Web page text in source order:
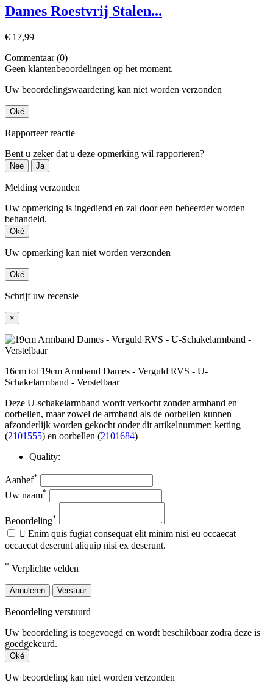
Dames Roestvrij Stalen...
€ 17,99
Commentaar (0)
Geen klantenbeoordelingen op het moment.
Uw beoordelingswaardering kan niet worden verzonden
Oké
Rapporteer reactie
Bent u zeker dat u deze opmerking wil rapporteren?
Nee Ja
Melding verzonden
Uw opmerking is ingediend en zal door een beheerder worden
behandeld.
Oké
Uw opmerking kan niet worden verzonden
Oké
Schrijf uw recensie
×
16cm tot 19cm Armband Dames - Verguld RVS - U-
Schakelarmband - Verstelbaar
Deze U-schakelarmband wordt verkocht zonder armband en
oorbellen, maar zowel de armband als de oorbellen kunnen
afzonderlijk worden gekocht onder dit artikelnummer: ketting
(2101555) en oorbellen (2101684)
Quality:
Aanhef*
Uw naam*
Beoordeling*
 Enim quis fugiat consequat elit minim nisi eu occaecat
occaecat deserunt aliquip nisi ex deserunt.
* Verplichte velden
Annuleren Verstuur
Beoordeling verstuurd
Uw beoordeling is toegevoegd en wordt beschikbaar zodra deze is
goedgekeurd.
Oké
Uw beoordeling kan niet worden verzonden